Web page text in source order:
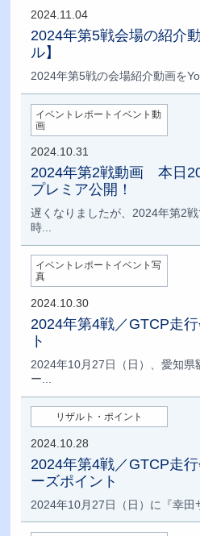
2024.11.04
2024年第5戦会場の紹介
ル】
2024年第5戦の会場紹介動画を
イベントレポートイベント動
画
2024.10.31
2024年第2戦動画 本日
プレミア公開！
遅くなりましたが、2024年第2
時...
イベントレポートイベント写
真
2024.10.30
2024年第4戦／GTCP走
ト
2024年10月27日（日）、愛知県
ー...
リザルト・ポイント
2024.10.28
2024年第4戦／GTCP走
ーズポイント
2024年10月27日（日）に『幸田